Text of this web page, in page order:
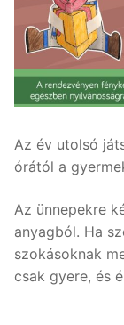
Az év utolsó
órától a
Az ünnepekre
anyagból. Ha
szokásoknak
csak gyere, és